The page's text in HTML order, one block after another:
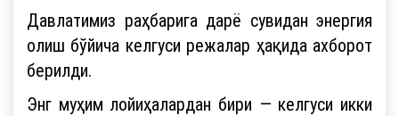
Давлатимиз раҳбарига дарё сувидан энергия
олиш бўйича келгуси режалар ҳақида ахборот
берилди.
Энг муҳим лойиҳалардан бири — келгуси икки